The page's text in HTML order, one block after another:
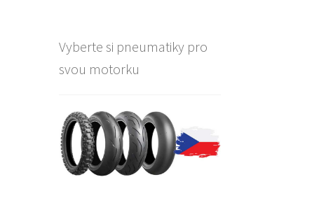
Vyberte si pneumatiky pro
svou motorku